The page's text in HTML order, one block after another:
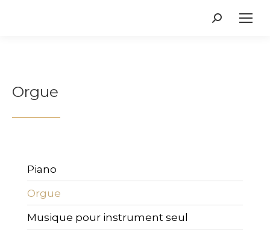
Recherche
Orgue
Piano
Orgue
Musique pour instrument seul